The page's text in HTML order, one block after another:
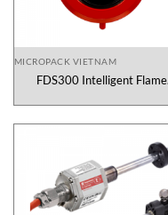
MICROPACK VIETNAM
FDS300 Intelligent Flame